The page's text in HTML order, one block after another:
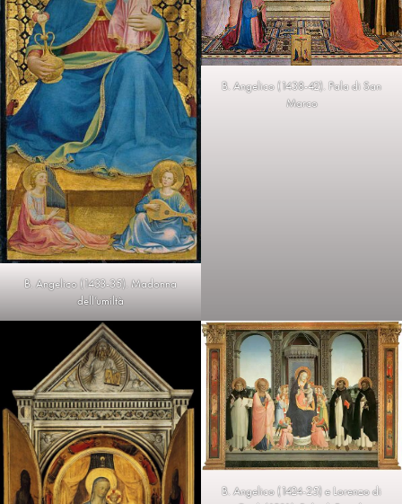
B. Angelico (1433-35). Madonna
dell’umiltà
B. Angelico (1438-42). Pala di San
Marco
B. Angelico (1424-25) e Lorenzo di